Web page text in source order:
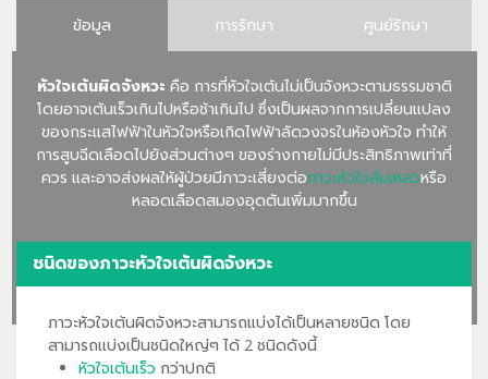
ข้อมูล การรักษา ศูนย์รักษา
หัวใจเต้นผิดจังหวะ คือ การที่หัวใจเต้นไม่เป็นจังหวะตามธรรมชาติ
โดยอาจเต้นเร็วเกินไปหรือช้าเกินไป ซึ่งเป็นผลจากการเปลี่ยนแปลง
ของกระแสไฟฟ้าในหัวใจหรือเกิดไฟฟ้าลัดวงจรในห้องหัวใจ ทำให้
การสูบฉีดเลือดไปยังส่วนต่างๆ ของร่างกายไม่มีประสิทธิภาพเท่าที่
ควร และอาจส่งผลให้ผู้ป่วยมีภาวะเสี่ยงต่อภาวะหัวใจล้มเหลวหรือ
หลอดเลือดสมองอุดตันเพิ่มมากขึ้น
ชนิดของภาวะหัวใจเต้นผิดจังหวะ
ภาวะหัวใจเต้นผิดจังหวะสามารถแบ่งได้เป็นหลายชนิด โดย
สามารถแบ่งเป็นชนิดใหญ่ๆ ได้ 2 ชนิดดังนี้
หัวใจเต้นเร็ว กว่าปกติ